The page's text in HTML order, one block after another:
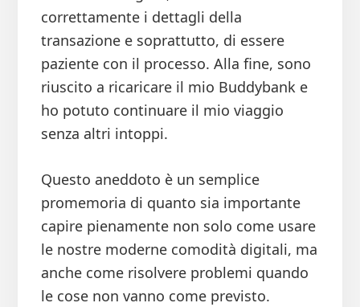
correttamente i dettagli della
transazione e soprattutto, di essere
paziente con il processo. Alla fine, sono
riuscito a ricaricare il mio Buddybank e
ho potuto continuare il mio viaggio
senza altri intoppi.
Questo aneddoto è un semplice
promemoria di quanto sia importante
capire pienamente non solo come usare
le nostre moderne comodità digitali, ma
anche come risolvere problemi quando
le cose non vanno come previsto.